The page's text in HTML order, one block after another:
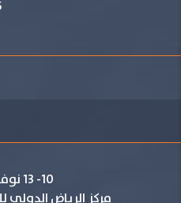
10- 13 نوفمبر 2025
مركز الرياض الدولي